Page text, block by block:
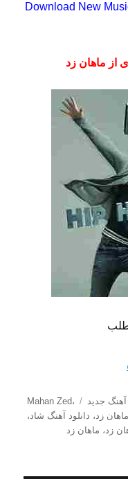
Download New
از ماهان زد
آهنگ جدید برچسب‌ها
Mahan Zed،
زد، دانلود آهنگ شاد،
زد، ماهان زد